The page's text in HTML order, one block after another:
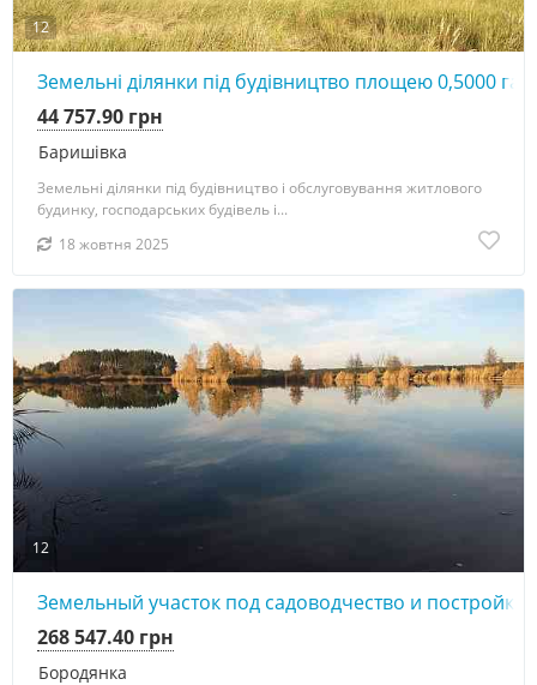
12
Земельні ділянки під будівництво площею 0,5000 га
Баришівка
44 757.90 грн
Земельні ділянки під будівництво і обслуговування житлового
будинку, господарських будівель і...
18 жовтня 2025
12
Земельный участок под садоводчество и постройку
Бородянка
268 547.40 грн